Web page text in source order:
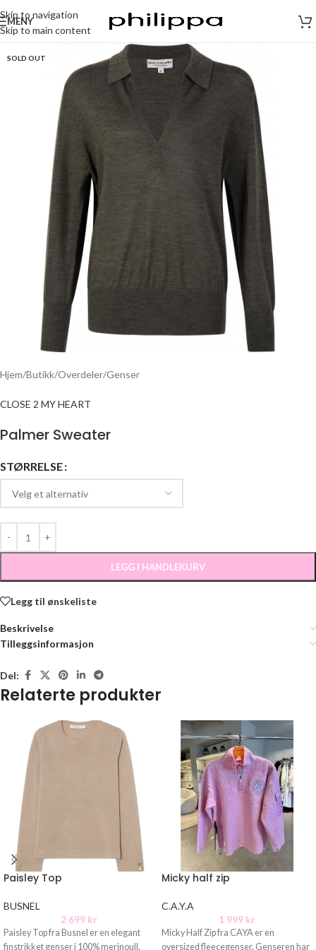
Skip to navigation
Skip to main content
MENY
SOLD OUT
Hjem/Butikk/Overdeler/Genser
CLOSE 2 MY HEART
Palmer Sweater
STØRRELSE
LEGG I HANDLEKURV
Legg til ønskeliste
Beskrivelse
Tilleggsinformasjon
Del:
Relaterte produkter
Paisley Top
BUSNEL
2 699 kr
Paisley Top fra Busnel er en elegant
finstrikket genser i 100% merinoull.
Micky half zip
C.A.Y.A
1 999 kr
Micky Half Zip fra CAYA er en
oversized fleecegenser. Genseren har